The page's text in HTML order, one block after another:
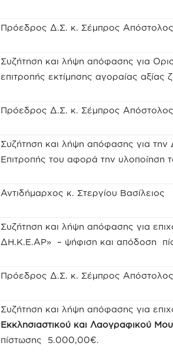
Πρόεδρος Δ.Σ. κ. Σέμπρος Απόστολος
Συζήτηση και λήψη απόφασης για
επιτροπής εκτίμησης αγοραίας αξίας
Πρόεδρος Δ.Σ. κ. Σέμπρος Απόστολος
Συζήτηση και λήψη απόφασης για την
Επιτροπής του αφορά την υλοποίηση
Αντιδήμαρχος κ. Στεργίου Βασίλειος
Συζήτηση και λήψη απόφασης για
ΔΗ.Κ.Ε.ΑΡ» – ψήφιση και απόδοση
Πρόεδρος Δ.Σ. κ. Σέμπρος Απόστολος
Συζήτηση και λήψη απόφασης για
Εκκλησιαστικού και Λαογραφικού
πίστωσης 5.000,00€.